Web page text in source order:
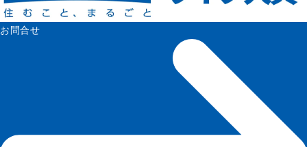
お問合せ